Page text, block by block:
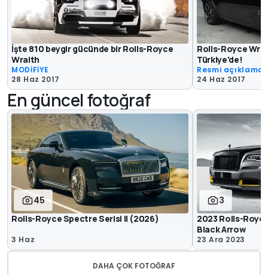
İşte 810 beygir gücünde bir Rolls-Royce
Wraith
MODİFİYE
28 Haz 2017
Rolls-Royce
Türkiye'de!
Resmi açıklama
24 Haz 2017
En güncel fotoğraf
45
Rolls-Royce Spectre Serisi II (2026)
3 Haz
3
2023 Rolls-
Black Arrow
23 Ara 2023
DAHA ÇOK FOTOĞRAF